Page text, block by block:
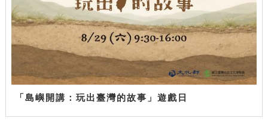
「島嶼開講：玩出臺灣的故事」遊戲日